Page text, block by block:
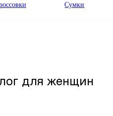
Сумки
для женщин